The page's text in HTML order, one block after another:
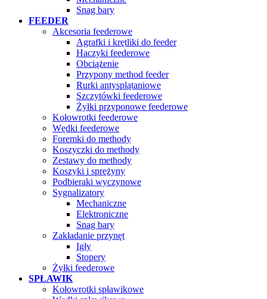
Snag bary
FEEDER
Akcesoria feederowe
Agrafki i krętliki do feeder
Haczyki feederowe
Obciążenie
Przypony method feeder
Rurki antysplątaniowe
Szczytówki feederowe
Żyłki przyponowe feederowe
Kołowrotki feederowe
Wędki feederowe
Foremki do methody
Koszyczki do methody
Zestawy do methody
Koszyki i sprężyny
Podbieraki wyczynowe
Sygnalizatory
Mechaniczne
Elektroniczne
Snag bary
Zakładanie przynęt
Igły
Stopery
Żyłki feederowe
SPŁAWIK
Kołowrotki spławikowe